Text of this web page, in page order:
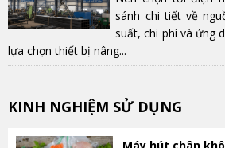
sánh chi tiết về
suất, chi phí và ứng
lựa chọn thiết bị nâng...
KINH NGHIỆM SỬ DỤNG
Máy hút chân